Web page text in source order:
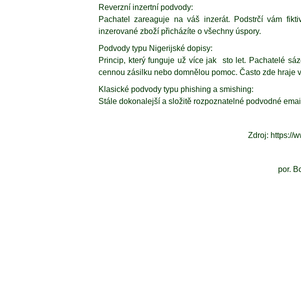
Reverzní inzertní podvody:
Pachatel zareaguje na váš inzerát. Podstrčí vám
inzerované zboží přicházíte o všechny úspory.
Podvody typu Nigerijské dopisy:
Princip, který funguje už více jak sto let. Pachatelé
cennou zásilku nebo domnělou pomoc. Často zde hraje
Klasické podvody typu phishing a smishing:
Stále dokonalejší a složitě rozpoznatelné podvodné
Zdroj: https://
por.